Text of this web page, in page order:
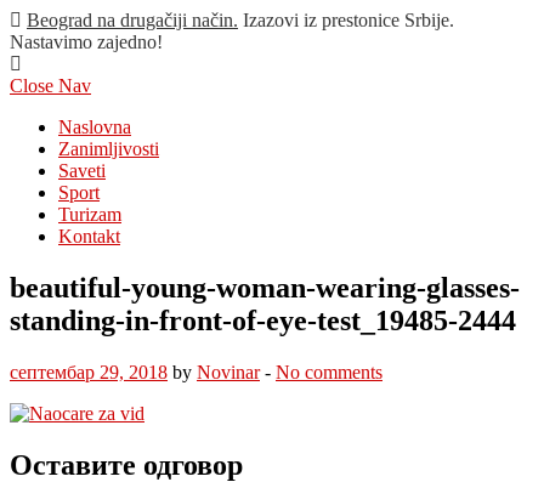
Beograd na drugačiji način. Izazovi iz prestonice Srbije.
Nastavimo zajedno!
Close Nav
Naslovna
Zanimljivosti
Saveti
Sport
Turizam
Kontakt
beautiful-young-woman-wearing-glasses-
standing-in-front-of-eye-test_19485-2444
септембар 29, 2018 by Novinar- No comments
Оставите одговор